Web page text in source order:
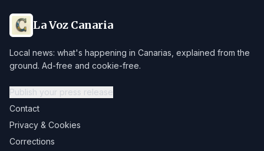
La Voz Canaria
Local news: what's happening in Canarias, explained from the
ground. Ad-free and cookie-free.
Publish your press release
Contact
Privacy & Cookies
Corrections